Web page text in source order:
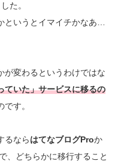
た。
というとイマイチかなあ…
が変わるというわけではな
ていた」サービスに移るの
す。
るならはてなブログProか
、どちらかに移行すること